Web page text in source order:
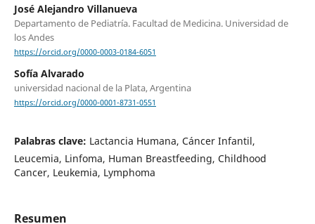
José Alejandro Villanueva
Departamento de Pediatría. Facultad de Medicina. Universidad de
los Andes
https://orcid.org/0000-0003-0184-6051
Sofía Alvarado
universidad nacional de la Plata, Argentina
https://orcid.org/0000-0001-8731-0551
Palabras clave: Lactancia Humana, Cáncer Infantil,
Leucemia, Linfoma, Human Breastfeeding, Childhood
Cancer, Leukemia, Lymphoma
Resumen